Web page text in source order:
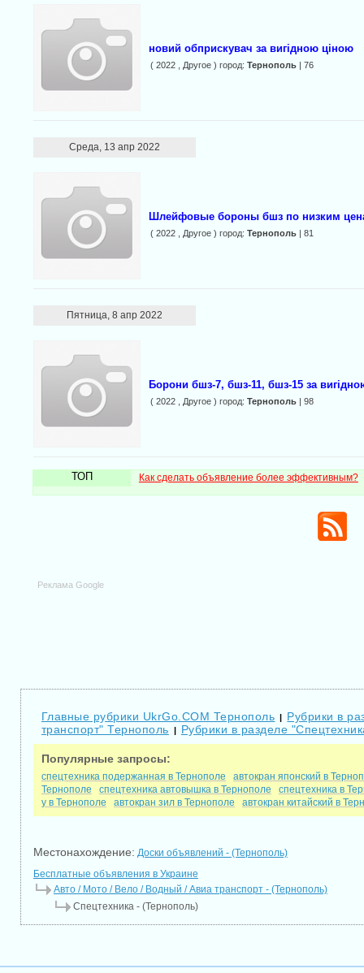
новий обприскувач за вигідною ціною
( 2022 , Другое ) город: Тернополь| 76
Среда, 13 апр 2022
Шлейфовые бороны бшз по низким
( 2022 , Другое ) город: Тернополь| 81
Пятница, 8 апр 2022
Борони бшз-7, бшз-11, бшз-15 за
( 2022 , Другое ) город: Тернополь| 98
ТОП Как сделать объявление более эффективным?
Реклама Google
Главные рубрики UkrGo.COM Тернополь | Рубрики в
транспорт" Тернополь | Рубрики в разделе
Популярные запросы:
спецтехника подержанная в Тернополе
автокран японский в
Тернополе
спецтехника автовышка в Тернополе
спецтехника в
у в Тернополе
автокран зил в Тернополе автокран китайский в
Местонахождение: Доски объявлений - (Тернополь)
Бесплатные объявления в Украине
Авто / Мото / Вело / Водный / Авиа транспорт - (Тернополь)
Спецтехника - (Тернополь)